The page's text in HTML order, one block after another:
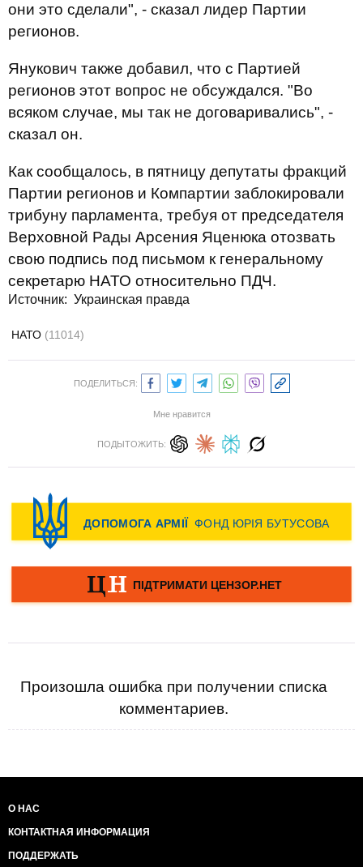
они это сделали", - сказал лидер Партии
регионов.
Янукович также добавил, что с Партией
регионов этот вопрос не обсуждался. "Во
всяком случае, мы так не договаривались", -
сказал он.
Как сообщалось, в пятницу депутаты фракций
Партии регионов и Компартии заблокировали
трибуну парламента, требуя от председателя
Верховной Рады Арсения Яценюка отозвать
свою подпись под письмом к генеральному
секретарю НАТО относительно ПДЧ.
Источник: Украинская правда
НАТО (11014)
ПОДЕЛИТЬСЯ:
Мне нравится
ПОДЫТОЖИТЬ:
Произошла ошибка при получении списка
комментариев.
О НАС
КОНТАКТНАЯ ИНФОРМАЦИЯ
ПОДДЕРЖАТЬ